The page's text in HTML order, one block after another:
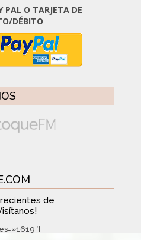
PAL O TARJETA DE
DÉBITO
de